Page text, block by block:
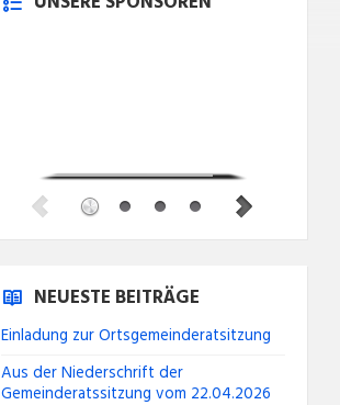
NEUESTE BEITRÄGE
Einladung zur Ortsgemeinderatsitzung
Aus der Niederschrift der
Gemeinderatssitzung vom 22.04.2026